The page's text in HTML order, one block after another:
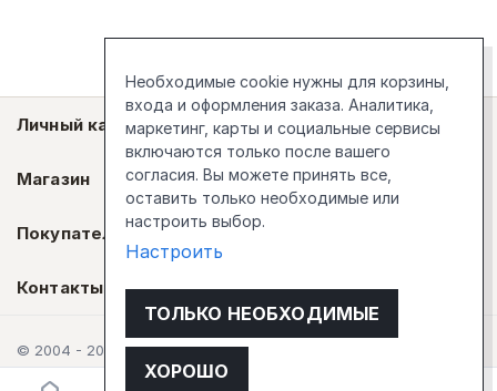
Личный кабинет
Магазин
Покупателям
Контакты
© 2004 - 2026 Стокгольм
Необходимые cookie нужны для корзины,
входа и оформления заказа. Аналитика,
маркетинг, карты и социальные сервисы
включаются только после вашего
согласия. Вы можете принять все,
оставить только необходимые или
настроить выбор.
Настроить
ТОЛЬКО НЕОБХОДИМЫЕ
ХОРОШО